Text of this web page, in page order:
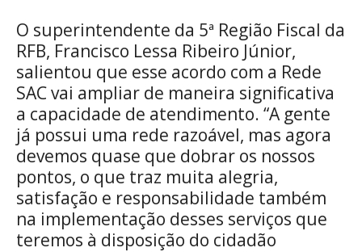
O superintendente da 5ª Região Fiscal da
RFB, Francisco Lessa Ribeiro Júnior,
salientou que esse acordo com a Rede
SAC vai ampliar de maneira significativa
a capacidade de atendimento. “A gente
já possui uma rede razoável, mas agora
devemos quase que dobrar os nossos
pontos, o que traz muita alegria,
satisfação e responsabilidade também
na implementação desses serviços que
teremos à disposição do cidadão